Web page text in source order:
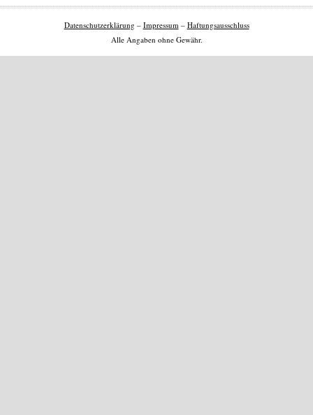
Datenschutzerklärung – Impressum– Haftungsausschluss
Alle Angaben ohne Gewähr.